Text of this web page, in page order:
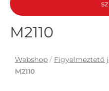
M2110
Webshop / Figyelmeztető
M2110